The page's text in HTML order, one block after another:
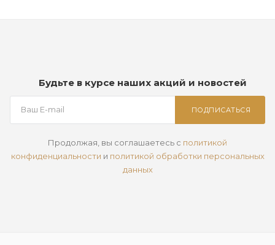
Будьте в курсе наших акций и новостей
ПОДПИСАТЬСЯ
Продолжая, вы соглашаетесь с политикой
конфиденциальности и политикой обработки персональных
данных